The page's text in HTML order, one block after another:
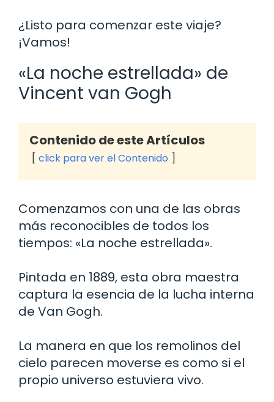
¿Listo para comenzar este viaje?
¡Vamos!
«La noche estrellada» de
Vincent van Gogh
Contenido de este Artículos
click para ver el Contenido
Comenzamos con una de las obras
más reconocibles de todos los
tiempos: «La noche estrellada».
Pintada en 1889, esta obra maestra
captura la esencia de la lucha interna
de Van Gogh.
La manera en que los remolinos del
cielo parecen moverse es como si el
propio universo estuviera vivo.